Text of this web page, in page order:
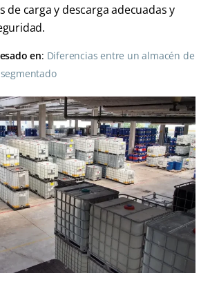
de carga y descarga adecuadas y
en: Diferencias entre un almacén de